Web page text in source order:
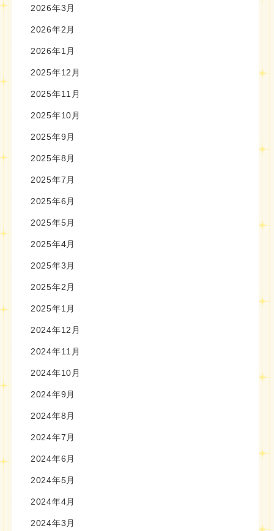
2026年3月
2026年2月
2026年1月
2025年12月
2025年11月
2025年10月
2025年9月
2025年8月
2025年7月
2025年6月
2025年5月
2025年4月
2025年3月
2025年2月
2025年1月
2024年12月
2024年11月
2024年10月
2024年9月
2024年8月
2024年7月
2024年6月
2024年5月
2024年4月
2024年3月